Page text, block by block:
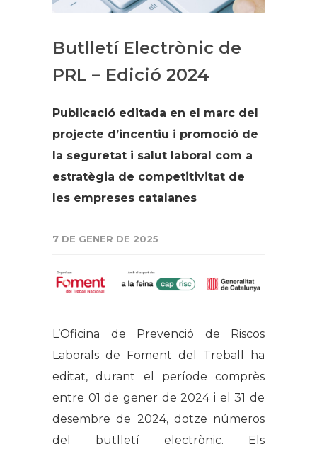
Butlletí Electrònic de
PRL – Edició 2024
Publicació editada en el marc del
projecte d’incentiu i promoció de
la seguretat i salut laboral com a
estratègia de competitivitat de
les empreses catalanes
7 DE GENER DE 2025
L’Oficina de Prevenció de Riscos
Laborals de Foment del Treball ha
editat, durant el període comprès
entre 01 de gener de 2024 i el 31 de
desembre de 2024, dotze números
del butlletí electrònic. Els